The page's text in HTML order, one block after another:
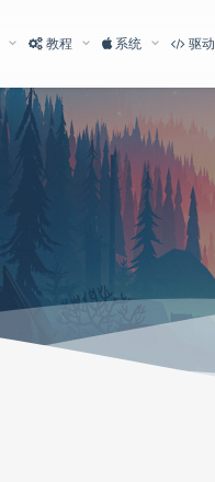
教程 系统 驱动